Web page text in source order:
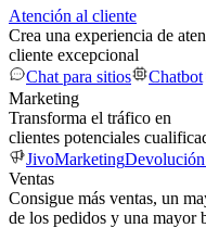
Atención al cliente
Crea una experiencia de
cliente excepcional
Chat para sitios
Chatbot
Marketing
Transforma el tráfico en
clientes potenciales
JivoMarketingDevolución
Ventas
Consigue más ventas, un
de los pedidos y una mayor